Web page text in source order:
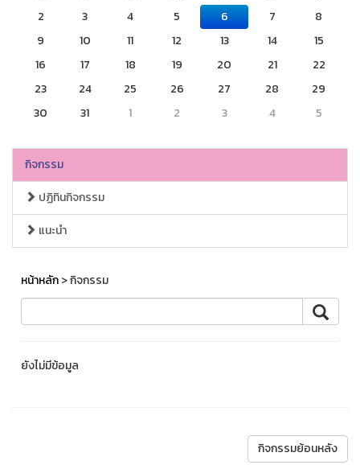
2
3 4 5 6 7
8
9
10 11 12 13 14
15
16
17 18 19 20 21
22
23
24 25 26 27 28
29
30
31 1 2 3 4 5
กิจกรรม
ปฏิทินกิจกรรม
แนะนำ
หน้าหลัก> กิจกรรม
ยังไม่มีข้อมูล
กิจกรรมย้อนหลัง